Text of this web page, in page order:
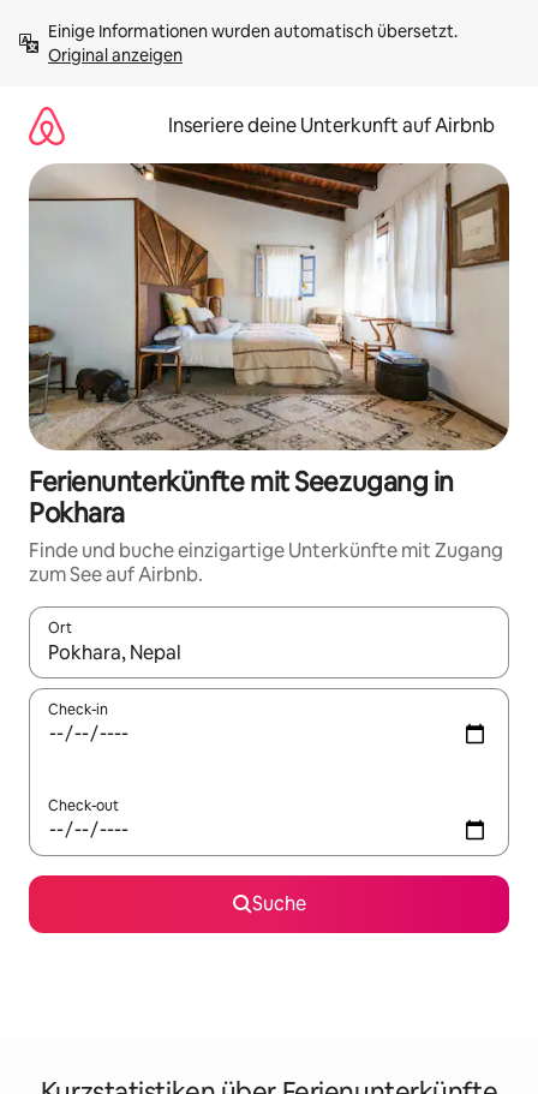
Inhalten
springenOriginal anzeigen
Inseriere deine Unterkunft auf Airbnb
Ferienunterkünfte mit Seezugang in
Pokhara
Finde und buche einzigartige Unterkünfte mit Zugang
zum See auf Airbnb.
Ort
Wenn Ergebnisse verfügbar sind, navigiere mit den
Check-in
Check-out
Suche